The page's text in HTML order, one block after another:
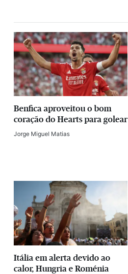
Benfica aproveitou o bom
coração do Hearts para golear
Jorge Miguel Matias
DESTAQUES
Itália em alerta devido ao
calor, Hungria e Roménia